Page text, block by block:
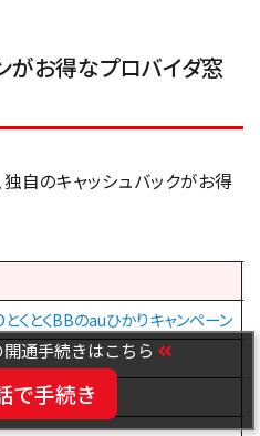
がお得なプロバイダ窓
自のキャッシュバックがお得
とくとくBBのauひかりキャンペーン
通手続きはこちら
で手続き